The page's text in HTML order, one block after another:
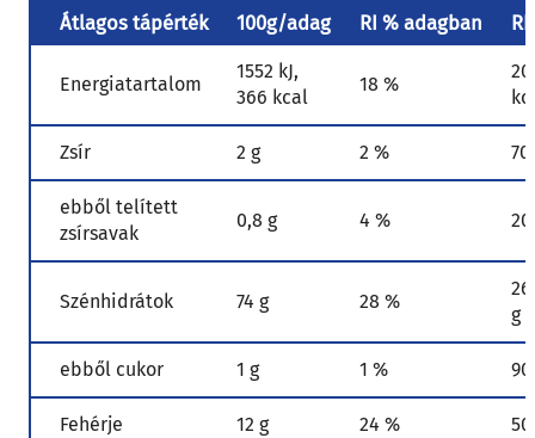
Átlagos tápérték 100g/adag RI % adagban
Energiatartalom
1552 kJ,
366 kcal
18 %
Zsír 2 g 2 % 70
ebből telített
zsírsavak
0,8 g 4 % 20
Szénhidrátok 74 g 28 %
g
ebből cukor 1 g 1 % 90
Fehérje 12 g 24 % 50